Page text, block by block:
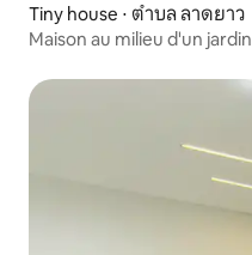
Tiny house ⋅ ตำบล ลาดยาว
Maison au milieu d'un jardin